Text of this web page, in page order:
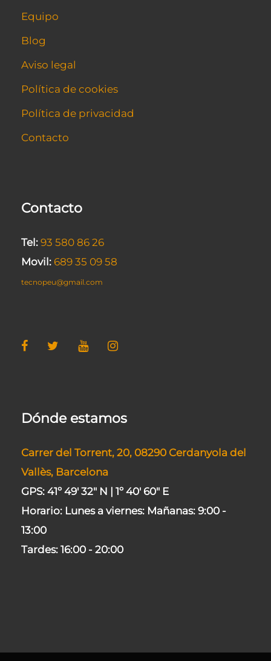
Equipo
Blog
Aviso legal
Política de cookies
Política de privacidad
Contacto
Contacto
Tel: 93 580 86 26
Movil: 689 35 09 58
tecnopeu@gmail.com
Dónde estamos
Carrer del Torrent, 20, 08290 Cerdanyola del
Vallès, Barcelona
GPS: 41º 49' 32" N | 1º 40' 60" E
Horario: Lunes a viernes: Mañanas: 9:00 -
13:00
Tardes: 16:00 - 20:00